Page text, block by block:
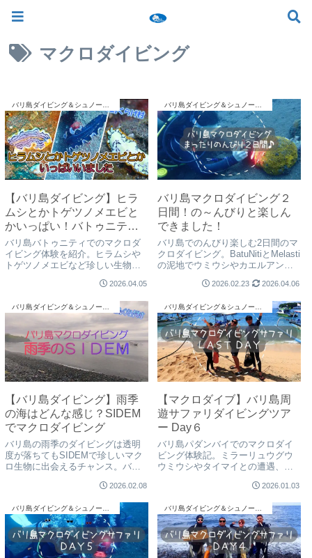
バリ島でいちばん優しい初心者専門 ≫
マクロダイビング
バリ島ダイビング＆シュノーケリング
【バリ島ダイビング】ヒラ
ムシとかトゲツノメエビと
かいっぱい！バトゥニティ
でマクロダイビング(#^^#)
バリ島バトゥニティでのマクロダ
イビング体験を紹介。ヒラムシや
トゲツノメエビなど珍しい生物が
2026.04.05
バリ島ダイビング＆シュノーケリング
バリ島マクロダイビング２
日間！の～んびりと楽しん
できました！
バリ島でのんびり楽しむ2日間のマ
クロダイビング。BatuNitiとMelasti
の泥地でウミウシやカエルアンコ
を動画付きで紹介！
2026.02.23 2026.04.06
【バリ島ダイビング】雨季
の海はどんな感じ？SIDEM
でマクロダイビング
バリ島の雨季のダイビングは透明
度が落ちてもSIDEMで珍しいマク
ロ生物に出会えるチャンス。バリ
ンストラクター同行で安心のダイ
ビングを体験しに来てください。
2026.02.08
【マクロダイブ】バリ島周
遊サファリダイビングツア
ー Day６
バリ島パダンバイでのマクロダイ
ビング体験記。ミラーリュウグウ
ウミウシやタイマイとの遭遇、サ
介。透明度や水温など現地情報も
2026.01.03